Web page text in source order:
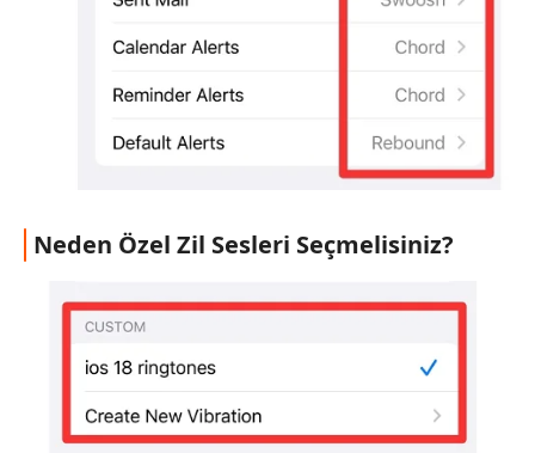
Neden Özel Zil Sesleri Seçmelisiniz?